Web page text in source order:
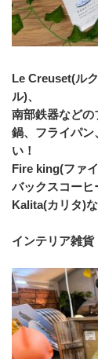
Le Creuset(ル
ル)、
南部鉄器などの
鍋、フライパン
い！
Fire king(ファ
バックスコーヒ
Kalita(カリタ)
インテリア雑貨